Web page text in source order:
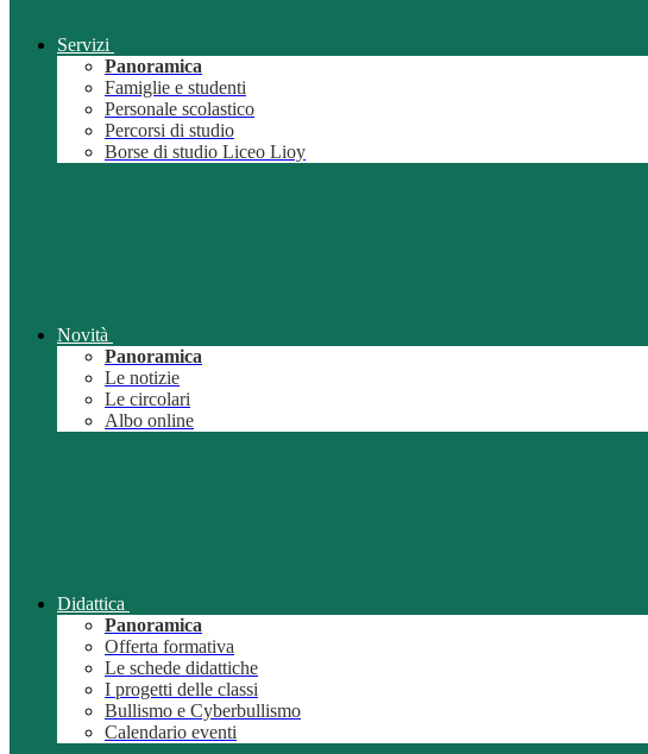
Servizi
Panoramica
Famiglie e studenti
Personale scolastico
Percorsi di studio
Borse di studio Liceo Lioy
Novità
Panoramica
Le notizie
Le circolari
Albo online
Didattica
Panoramica
Offerta formativa
Le schede didattiche
I progetti delle classi
Bullismo e Cyberbullismo
Calendario eventi